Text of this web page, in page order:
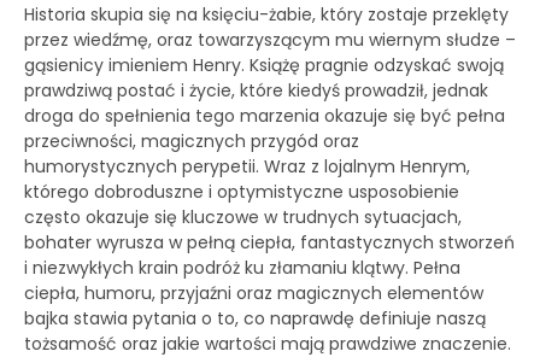
Historia skupia się na księciu-żabie, który zostaje przeklęty
przez wiedźmę, oraz towarzyszącym mu wiernym słudze –
gąsienicy imieniem Henry. Książę pragnie odzyskać swoją
prawdziwą postać i życie, które kiedyś prowadził, jednak
droga do spełnienia tego marzenia okazuje się być pełna
przeciwności, magicznych przygód oraz
humorystycznych perypetii. Wraz z lojalnym Henrym,
którego dobroduszne i optymistyczne usposobienie
często okazuje się kluczowe w trudnych sytuacjach,
bohater wyrusza w pełną ciepła, fantastycznych stworzeń
i niezwykłych krain podróż ku złamaniu klątwy. Pełna
ciepła, humoru, przyjaźni oraz magicznych elementów
bajka stawia pytania o to, co naprawdę definiuje naszą
tożsamość oraz jakie wartości mają prawdziwe znaczenie.